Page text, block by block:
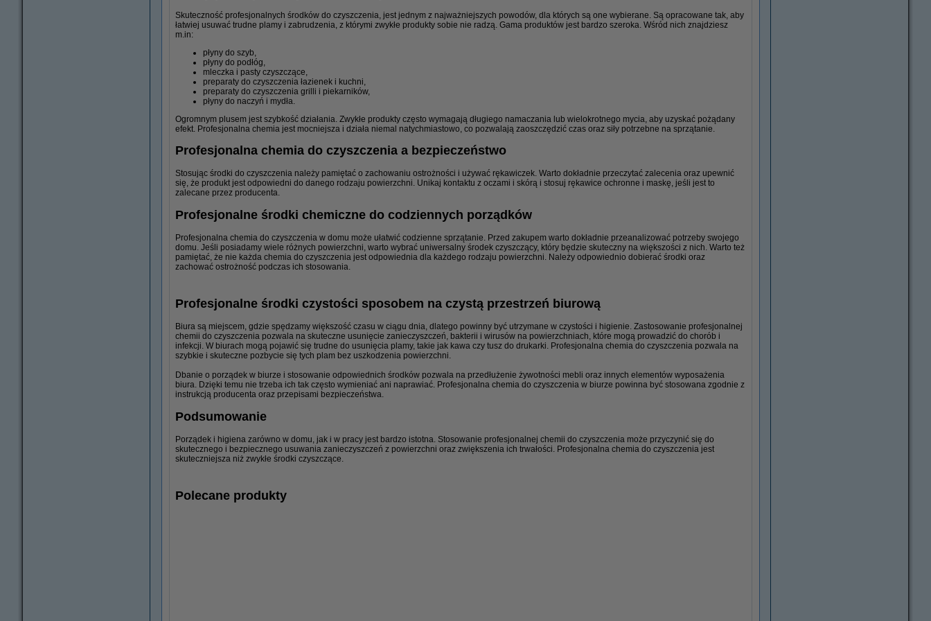
Skuteczność profesjonalnych środków do czyszczenia, jest jednym z najważniejszych powodów, dla których są one wybierane. Są opracowane tak, aby
łatwiej usuwać trudne plamy i zabrudzenia, z którymi zwykłe produkty sobie nie radzą. Gama produktów jest bardzo szeroka. Wśród nich znajdziesz
m.in:
płyny do szyb,
płyny do podłóg,
mleczka i pasty czyszczące,
preparaty do czyszczenia łazienek i kuchni,
preparaty do czyszczenia grilli i piekarników,
płyny do naczyń i mydła.
Ogromnym plusem jest szybkość działania. Zwykłe produkty często wymagają długiego namaczania lub wielokrotnego mycia, aby uzyskać pożądany
efekt. Profesjonalna chemia jest mocniejsza i działa niemal natychmiastowo, co pozwalają zaoszczędzić czas oraz siły potrzebne na sprzątanie.
Profesjonalna chemia do czyszczenia a bezpieczeństwo
Stosując środki do czyszczenia należy pamiętać o zachowaniu ostrożności i używać rękawiczek. Warto dokładnie przeczytać zalecenia oraz upewnić
się, że produkt jest odpowiedni do danego rodzaju powierzchni. Unikaj kontaktu z oczami i skórą i stosuj rękawice ochronne i maskę, jeśli jest to
zalecane przez producenta.
Profesjonalne środki chemiczne do codziennych porządków
Profesjonalna chemia do czyszczenia w domu może ułatwić codzienne sprzątanie. Przed zakupem warto dokładnie przeanalizować potrzeby swojego
domu. Jeśli posiadamy wiele różnych powierzchni, warto wybrać uniwersalny środek czyszczący, który będzie skuteczny na większości z nich. Warto też
pamiętać, że nie każda chemia do czyszczenia jest odpowiednia dla każdego rodzaju powierzchni. Należy odpowiednio dobierać środki oraz
zachować ostrożność podczas ich stosowania.
Profesjonalne środki czystości sposobem na czystą przestrzeń biurową
Biura są miejscem, gdzie spędzamy większość czasu w ciągu dnia, dlatego powinny być utrzymane w czystości i higienie. Zastosowanie profesjonalnej
chemii do czyszczenia pozwala na skuteczne usunięcie zanieczyszczeń, bakterii i wirusów na powierzchniach, które mogą prowadzić do chorób i
infekcji. W biurach mogą pojawić się trudne do usunięcia plamy, takie jak kawa czy tusz do drukarki. Profesjonalna chemia do czyszczenia pozwala na
szybkie i skuteczne pozbycie się tych plam bez uszkodzenia powierzchni.
Dbanie o porządek w biurze i stosowanie odpowiednich środków pozwala na przedłużenie żywotności mebli oraz innych elementów wyposażenia
biura. Dzięki temu nie trzeba ich tak często wymieniać ani naprawiać. Profesjonalna chemia do czyszczenia w biurze powinna być stosowana zgodnie z
instrukcją producenta oraz przepisami bezpieczeństwa.
Podsumowanie
Porządek i higiena zarówno w domu, jak i w pracy jest bardzo istotna. Stosowanie profesjonalnej chemii do czyszczenia może przyczynić się do
skutecznego i bezpiecznego usuwania zanieczyszczeń z powierzchni oraz zwiększenia ich trwałości. Profesjonalna chemia do czyszczenia jest
skuteczniejsza niż zwykłe środki czyszczące.
Polecane produkty